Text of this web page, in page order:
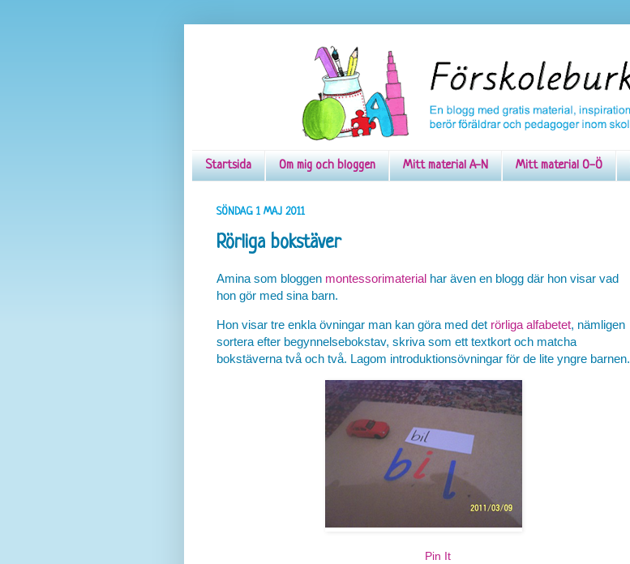
Startsida Om mig och bloggen Mitt material A-N Mitt material O-Ö
SÖNDAG 1 MAJ 2011
Rörliga bokstäver
Amina som bloggen montessorimaterial har även en blogg där hon visar vad
hon gör med sina barn.
Hon visar tre enkla övningar man kan göra med det rörliga alfabetet, nämligen
sortera efter begynnelsebokstav, skriva som ett textkort och matcha
bokstäverna två och två. Lagom introduktionsövningar för de lite yngre barnen.
Pin It